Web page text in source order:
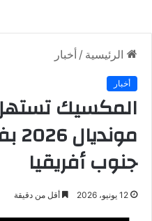
الرئيسية / أخبار
أخبار
المكسيك
جنوب أفريقيا
12 يونيو، 2026 أقل من دقيقة